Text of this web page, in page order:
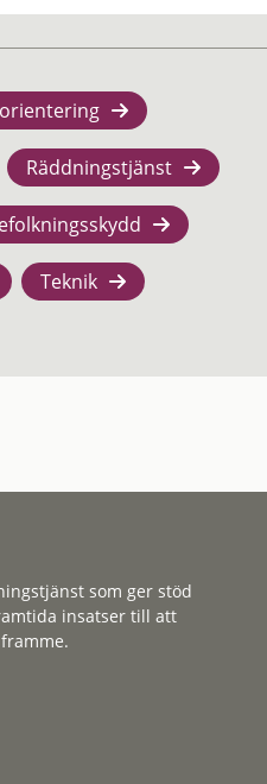
Räddningstjänst
Teknik
som ger stöd
insatser till att